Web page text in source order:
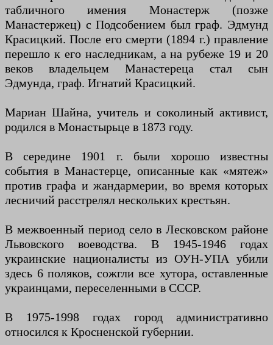
табличного имения Монастерж (позже
Манастержец) с Подсобением был граф. Эдмунд
Красицкий. После его смерти (1894 г.) правление
перешло к его наследникам, а на рубеже 19 и 20
веков владельцем Манастереца стал сын
Эдмунда, граф. Игнатий Красицкий.
Мариан Шайна, учитель и соколиный активист,
родился в Монастырьце в 1873 году.
В середине 1901 г. были хорошо известны
события в Манастерце, описанные как «мятеж»
против графа и жандармерии, во время которых
лесничий расстрелял нескольких крестьян.
В межвоенный период село в Лесковском районе
Львовского воеводства. В 1945-1946 годах
украинские националисты из ОУН-УПА убили
здесь 6 поляков, сожгли все хутора, оставленные
украинцами, переселенными в СССР.
В 1975-1998 годах город административно
относился к Кросненской губернии.